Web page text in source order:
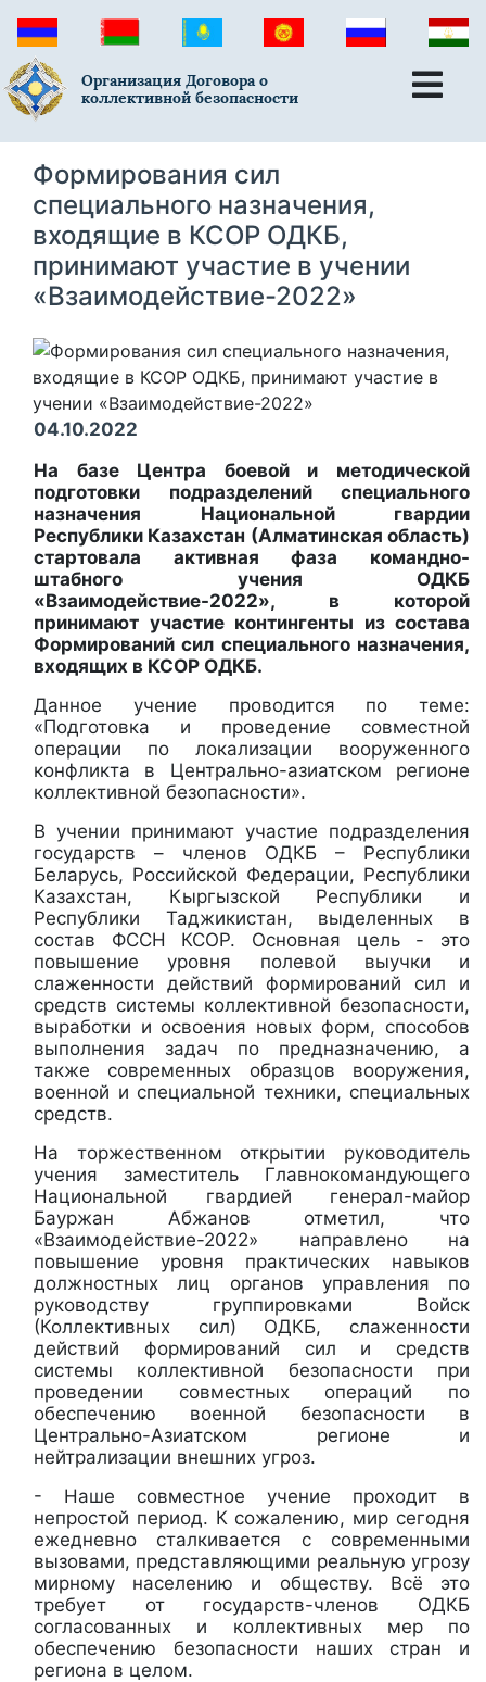
Организация Договора о
коллективной безопасности
Формирования сил
специального назначения,
входящие в КСОР ОДКБ,
принимают участие в учении
«Взаимодействие-2022»
04.10.2022
На базе Центра боевой и методической
подготовки подразделений специального
назначения Национальной гвардии
Республики Казахстан (Алматинская область)
стартовала активная фаза командно-
штабного учения ОДКБ
«Взаимодействие-2022», в которой
принимают участие контингенты из состава
Формирований сил специального назначения,
входящих в КСОР ОДКБ.
Данное учение проводится по теме:
«Подготовка и проведение совместной
операции по локализации вооруженного
конфликта в Центрально-азиатском регионе
коллективной безопасности».
В учении принимают участие подразделения
государств – членов ОДКБ – Республики
Беларусь, Российской Федерации, Республики
Казахстан, Кыргызской Республики и
Республики Таджикистан, выделенных в
состав ФССН КСОР. Основная цель - это
повышение уровня полевой выучки и
слаженности действий формирований сил и
средств системы коллективной безопасности,
выработки и освоения новых форм, способов
выполнения задач по предназначению, а
также современных образцов вооружения,
военной и специальной техники, специальных
средств.
На торжественном открытии руководитель
учения заместитель Главнокомандующего
Национальной гвардией генерал-майор
Бауржан Абжанов отметил, что
«Взаимодействие-2022» направлено на
повышение уровня практических навыков
должностных лиц органов управления по
руководству группировками Войск
(Коллективных сил) ОДКБ, слаженности
действий формирований сил и средств
системы коллективной безопасности при
проведении совместных операций по
обеспечению военной безопасности в
Центрально-Азиатском регионе и
нейтрализации внешних угроз.
- Наше совместное учение проходит в
непростой период. К сожалению, мир сегодня
ежедневно сталкивается с современными
вызовами, представляющими реальную угрозу
мирному населению и обществу. Всё это
требует от государств-членов ОДКБ
согласованных и коллективных мер по
обеспечению безопасности наших стран и
региона в целом.